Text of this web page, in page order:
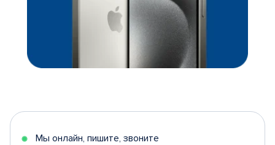
Мы онлайн, пишите, звоните